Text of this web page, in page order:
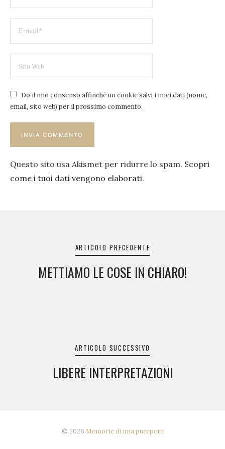
Do il mio consenso affinché un cookie salvi i miei dati (nome,
email, sito web) per il prossimo commento.
Questo sito usa Akismet per ridurre lo spam. Scopri
come i tuoi dati vengono elaborati.
ARTICOLO PRECEDENTE
METTIAMO LE COSE IN CHIARO!
ARTICOLO SUCCESSIVO
LIBERE INTERPRETAZIONI
© 2026 Memorie di una puerpera